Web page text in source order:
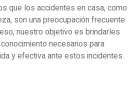
que los accidentes en casa, como
son una preocupación frecuente
nuestro objetivo es brindarles
necesarios para
y efectiva ante estos incidentes.